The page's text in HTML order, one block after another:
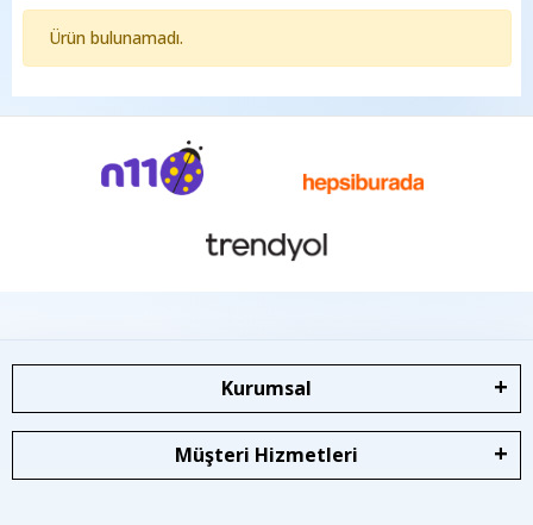
Ürün bulunamadı.
Kurumsal
Müşteri Hizmetleri